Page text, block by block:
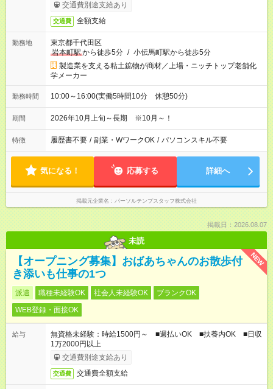
交通費別途支給あり
交通費 全額支給
勤務地
東京都千代田区
岩本町駅から徒歩5分 / 小伝馬町駅から徒歩5分
製造業を支える粘土鉱物が商材／上場・ニッチトップ老舗化
学メーカー
勤務時間 10:00～16:00(実働5時間10分 休憩50分)
期間 2026年10月上旬～長期 ※10月～！
特徴 履歴書不要 / 副業・WワークOK / パソコンスキル不要
気になる！ 応募する 詳細へ
掲載元企業名 パーソルテンプスタッフ株式会社
掲載日：2026.08.07
未読
NEW
【オープニング募集】おばあちゃんのお散歩付
き添いも仕事の1つ
派遣 職種未経験OK 社会人未経験OK
ブランクOK
WEB登録・面接OK
給与
無資格未経験：時給1500円～ ■週払いOK ■扶養内OK ■日収
1万2000円以上
交通費別途支給あり
交通費 交通費全額支給